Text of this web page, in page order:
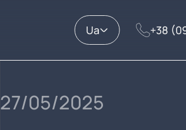
Ua +38
27/05/2025